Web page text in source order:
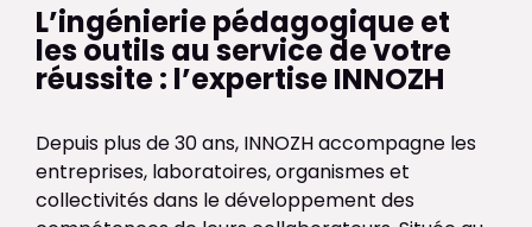
L’ingénierie pédagogique et
les outils au service de votre
réussite : l’expertise INNOZH
Depuis plus de 30 ans, INNOZH accompagne les
entreprises, laboratoires, organismes et
collectivités dans le développement des